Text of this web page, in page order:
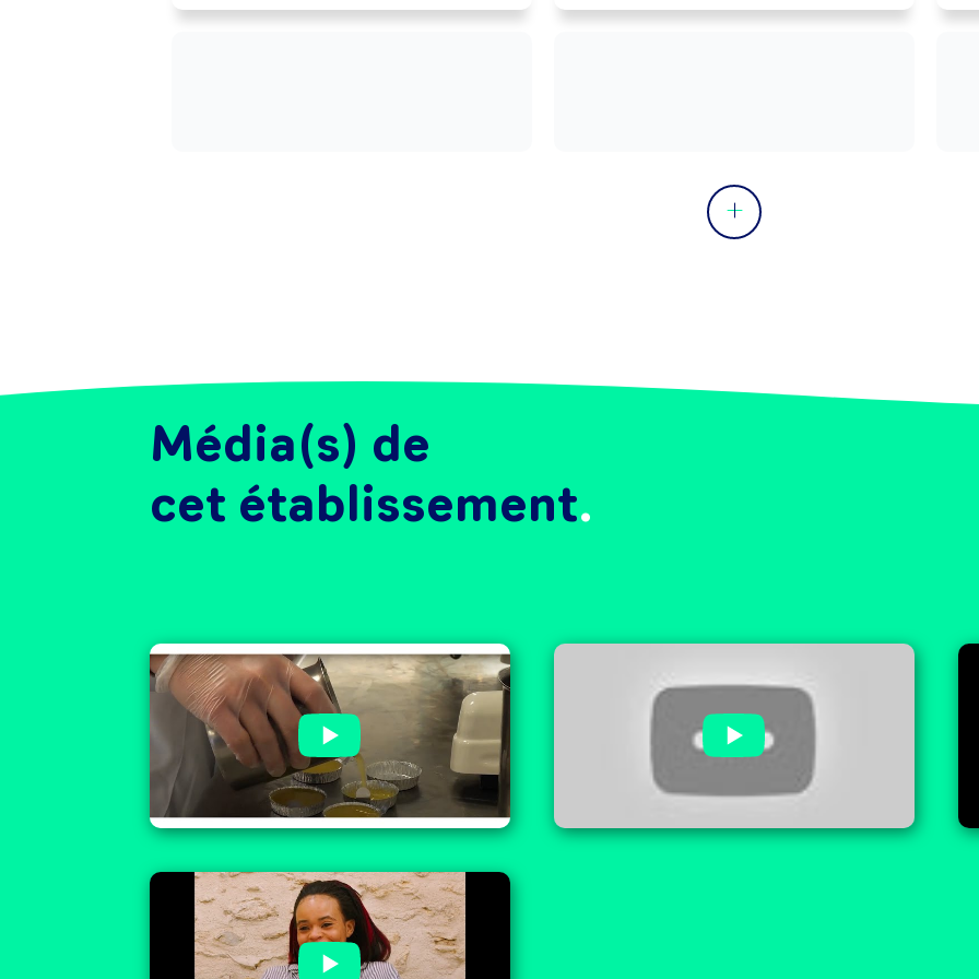
production. Met en oeuvre des
Peut superviser et coordonner un
Média(s) de
cet établissement
Présentation du Groupe IMT,
organisme de formation - 2022
Présentation du bachelor TSBI :
Technicien(ne) spécialisé(e) en
bioproduction industrielle